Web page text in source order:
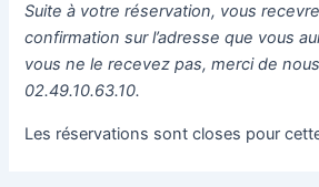
Suite à votre réservation, vous
confirmation sur l’adresse que vous
vous ne le recevez pas, merci de
02.49.10.63.10.
Les réservations sont closes pour